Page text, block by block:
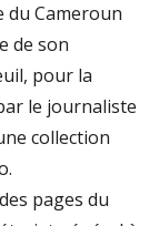
du Cameroun
de son
pour la
le journaliste
collection
pages du